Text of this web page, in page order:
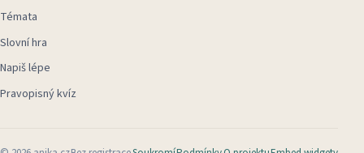
Témata
Slovní hra
Napiš lépe
Pravopisný kvíz